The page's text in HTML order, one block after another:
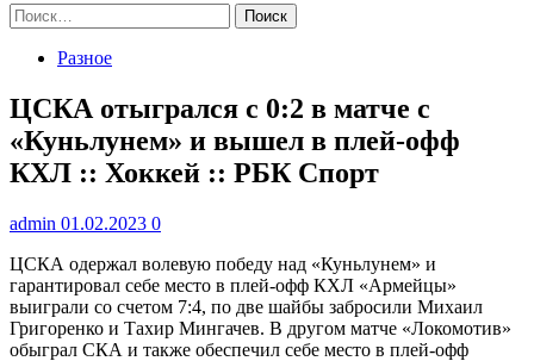
Найти:
Разное
ЦСКА отыгрался с 0:2 в матче с
«Куньлунем» и вышел в плей-офф
КХЛ :: Хоккей :: РБК Спорт
admin 01.02.2023 0
ЦСКА одержал волевую победу над «Куньлунем» и
гарантировал себе место в плей-офф КХЛ «Армейцы»
выиграли со счетом 7:4, по две шайбы забросили Михаил
Григоренко и Тахир Мингачев. В другом матче «Локомотив»
обыграл СКА и также обеспечил себе место в плей-офф